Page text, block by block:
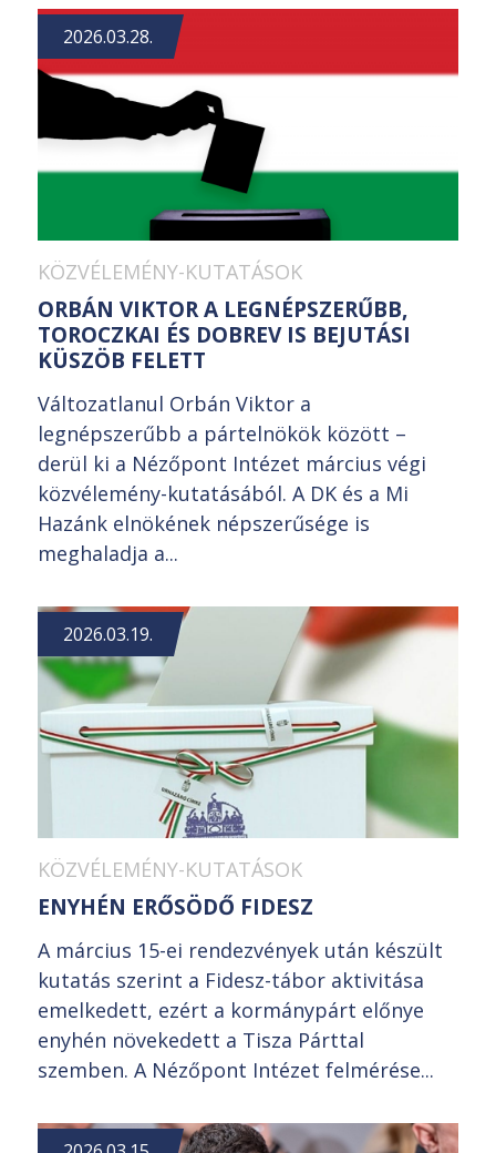
2026.03.28.
KÖZVÉLEMÉNY-KUTATÁSOK
ORBÁN VIKTOR A LEGNÉPSZERŰBB,
TOROCZKAI ÉS DOBREV IS BEJUTÁSI
KÜSZÖB FELETT
Változatlanul Orbán Viktor a
legnépszerűbb a pártelnökök között –
derül ki a Nézőpont Intézet március végi
közvélemény-kutatásából. A DK és a Mi
Hazánk elnökének népszerűsége is
meghaladja a...
2026.03.19.
KÖZVÉLEMÉNY-KUTATÁSOK
ENYHÉN ERŐSÖDŐ FIDESZ
A március 15-ei rendezvények után készült
kutatás szerint a Fidesz-tábor aktivitása
emelkedett, ezért a kormánypárt előnye
enyhén növekedett a Tisza Párttal
szemben. A Nézőpont Intézet felmérése...